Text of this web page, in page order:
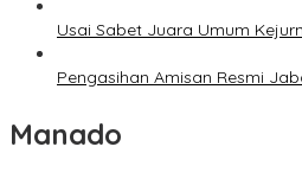
Usai Sabet Juara Umum
Pengasihan Amisan Resmi
Manado